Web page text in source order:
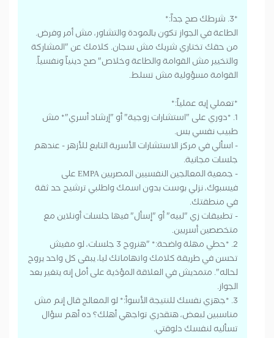
*3. شرطك صح جداً:*
الطاعة في الجواز تكون بالمودة والتشاور، مش أمر وفرض.
من حقك تختاري شريك مش سجان. كلامك عن "المشاركة
والتخيير مش القوامة والطاعة وخلاص" صح دينياً ونفسياً.
القوامة مسؤولية مش تسلط.
*تعملي إيه عملياً:*
1. *دوري على "استشارات زوجية" أو "إرشاد أسري"* مش
طبيب نفسي بس.
- اسألي في مركز الاستشارات الأسرية التابع للأزهر - عندهم
جلسات مجانية.
- جمعية المعالجين النفسيين المصريين EMPA على
فيسبوك، نزلي بوست بدون اسمك واطلبي ترشيح حد ثقة
في منطقتك.
- تطبيقات زي "لبيه" أو "إسأل" فيها جلسات أونلاين مع
متخصصين أسريين.
2. *حطي مهلة واضحة:* "هنروح 3 جلسات، لو مفيش
تحسن في طريقة كلامك واتهاماتك ليا، يبقى كل واحد يروح
لحاله". متمديش في العلاقة المؤذية على أمل إنه يتغير بعد
الجواز.
3. *جهزي نفسك للنتيجة الأسوأ:* لو المعالج قال إنم مش
مناسبين لبعض، هتقدري تواجهي أهلك؟ ده أهم سؤال
تسأليه لنفسك دلوقتي.